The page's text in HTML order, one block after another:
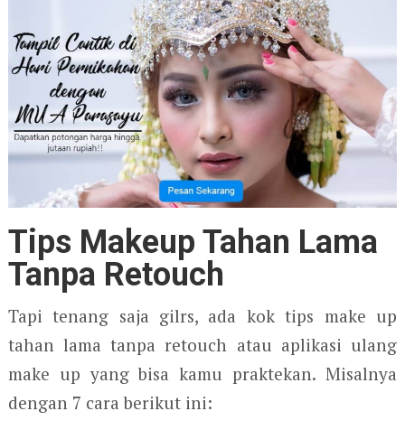
Tips Makeup Tahan Lama
Tanpa Retouch
Tapi tenang saja gilrs, ada kok tips make up
tahan lama tanpa retouch atau aplikasi ulang
make up yang bisa kamu praktekan. Misalnya
dengan 7 cara berikut ini: